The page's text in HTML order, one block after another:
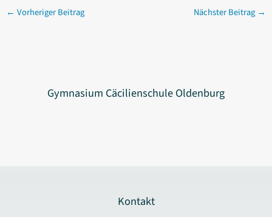
← Vorheriger Beitrag Nächster Beitrag →
Gymnasium Cäcilienschule Oldenburg
Kontakt